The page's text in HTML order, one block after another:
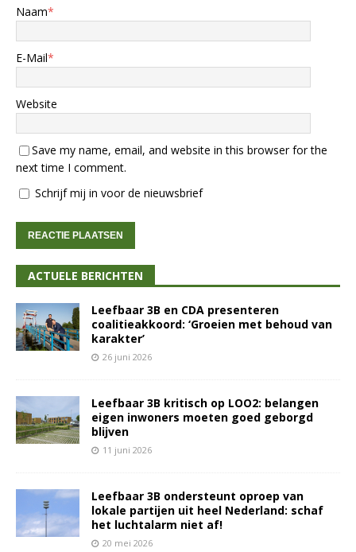
Naam*
E-Mail*
Website
Save my name, email, and website in this browser for the
next time I comment.
Schrijf mij in voor de nieuwsbrief
ACTUELE BERICHTEN
Leefbaar 3B en CDA presenteren
coalitieakkoord: ‘Groeien met behoud van
karakter’
26 juni 2026
Leefbaar 3B kritisch op LOO2: belangen
eigen inwoners moeten goed geborgd
blijven
11 juni 2026
Leefbaar 3B ondersteunt oproep van
lokale partijen uit heel Nederland: schaf
het luchtalarm niet af!
20 mei 2026